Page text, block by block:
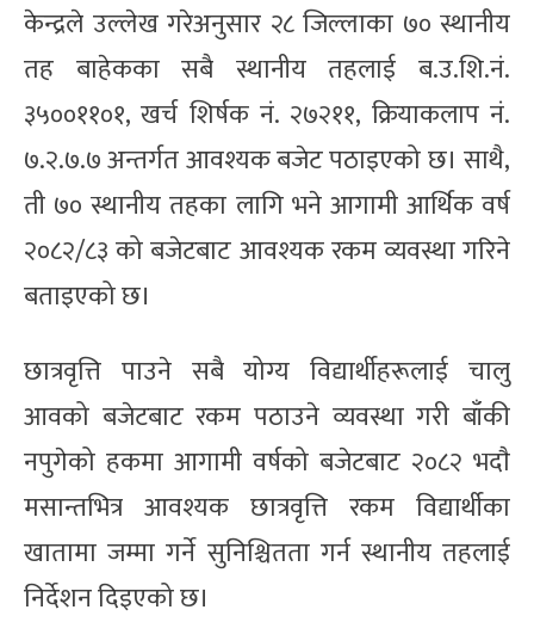
केन्द्रले उल्लेख गरेअनुसार २८ जिल्लाका ७० स्थानीय
तह बाहेकका सबै स्थानीय तहलाई ब.उ.शि.नं.
३५००११०१, खर्च शिर्षक नं. २७२११, क्रियाकलाप नं.
७.२.७.७ अन्तर्गत आवश्यक बजेट पठाइएको छ। साथै,
ती ७० स्थानीय तहका लागि भने आगामी आर्थिक वर्ष
२०८२/८३ को बजेटबाट आवश्यक रकम व्यवस्था गरिने
बताइएको छ।
छात्रवृत्ति पाउने सबै योग्य विद्यार्थीहरूलाई चालु
आवको बजेटबाट रकम पठाउने व्यवस्था गरी बाँकी
नपुगेको हकमा आगामी वर्षको बजेटबाट २०८२ भदाै
मसान्तभित्र आवश्यक छात्रवृत्ति रकम विद्यार्थीका
खातामा जम्मा गर्ने सुनिश्चितता गर्न स्थानीय तहलाई
निर्देशन दिइएको छ।